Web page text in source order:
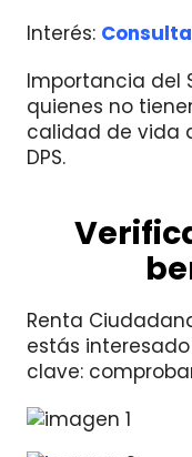
Interés:
Importancia del
quienes no
calidad de vida
DPS.
Renta
estás
clave: